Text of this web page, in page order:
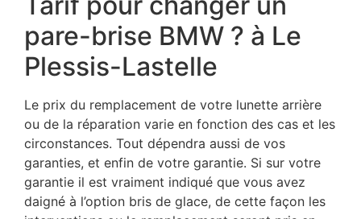
pare-brise BMW ? à Le
Plessis-Lastelle
Le prix du remplacement de votre lunette arrière
ou de la réparation varie en fonction des cas et les
circonstances. Tout dépendra aussi de vos
garanties, et enfin de votre garantie. Si sur votre
garantie il est vraiment indiqué que vous avez
daigné à l’option bris de glace, de cette façon les